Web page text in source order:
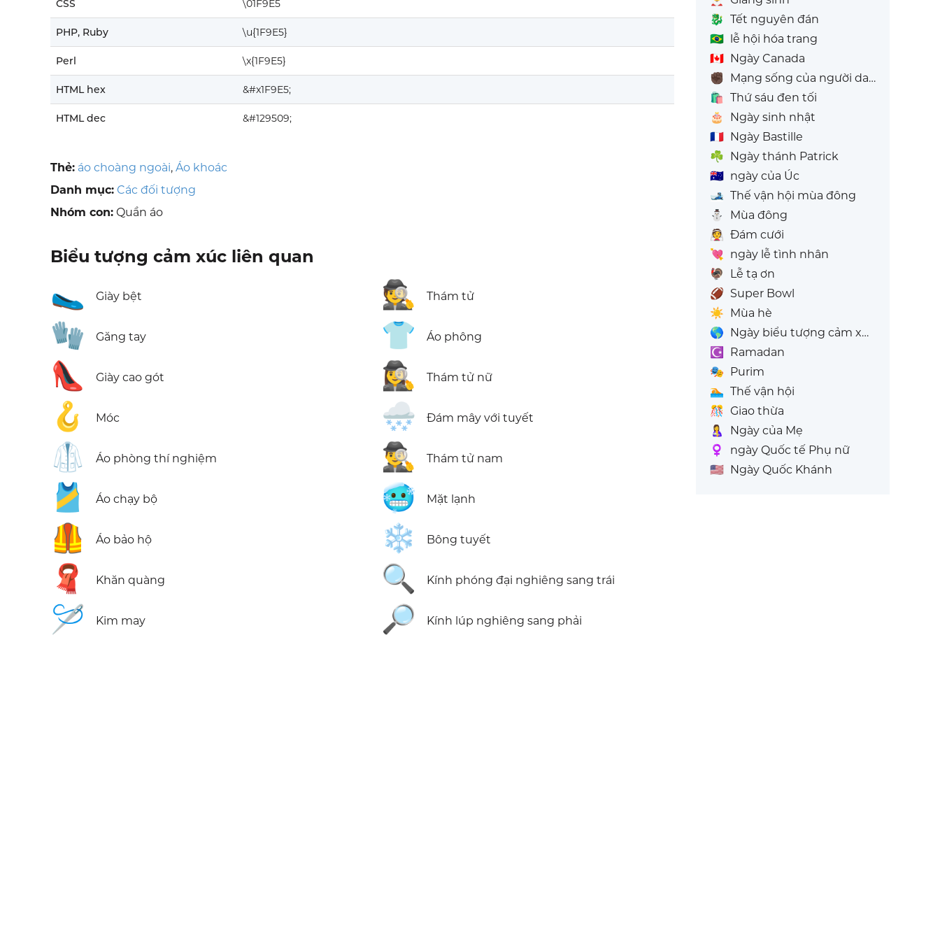
CSS \01F9E5
PHP, Ruby \u{1F9E5}
Perl \x{1F9E5}
HTML hex &#x1F9E5;
HTML dec &#129509;
Thẻ: áo choàng ngoài, Áo khoác
Danh mục: Các đối tượng
Nhóm con: Quần áo
Biểu tượng cảm xúc liên quan
🥿 Giày bệt
🧤 Găng tay
👠 Giày cao gót
🪝 Móc
🥼 Áo phòng thí nghiệm
🎽 Áo chạy bộ
🦺 Áo bảo hộ
🧣 Khăn quàng
🪡 Kim may
🕵️ Thám tử
👕 Áo phông
🕵️‍♀️ Thám tử nữ
🌨️ Đám mây với tuyết
🕵️‍♂️ Thám tử nam
🥶 Mặt lạnh
❄️ Bông tuyết
🔍 Kính phóng đại nghiêng sang trái
🔎 Kính lúp nghiêng sang phải
🐉 Tết nguyên đán
🇧🇷 lễ hội hóa trang
🇨🇦 Ngày Canada
✊🏿 Mạng sống của người da đen cũng đáng giá
🛍️ Thứ sáu đen tối
🎂
Ngày sinh nhật
🇫🇷 Ngày Bastille
☘️ Ngày thánh Patrick
🇦🇺 ngày của Úc
🎿 Thế vận hội mùa đông
⛄
Mùa đông
👰 Đám cưới
💘 ngày lễ tình nhân
🦃
Lễ tạ ơn
🏈 Super Bowl
☀️ Mùa hè
🌎 Ngày biểu tượng cảm xúc thế giới
☪️
Ramadan
🎭 Purim
🏊 Thế vận hội
🎊 Giao thừa
🤱
Ngày của Mẹ
♀️
ngày Quốc tế Phụ nữ
🇺🇸 Ngày Quốc Khánh